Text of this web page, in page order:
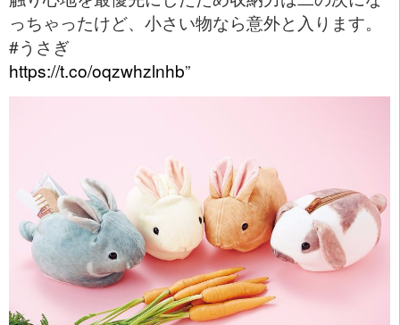
っちゃったけど、小さい物なら意外と入ります。
#うさぎ
https://t.co/oqzwhzlnhb”